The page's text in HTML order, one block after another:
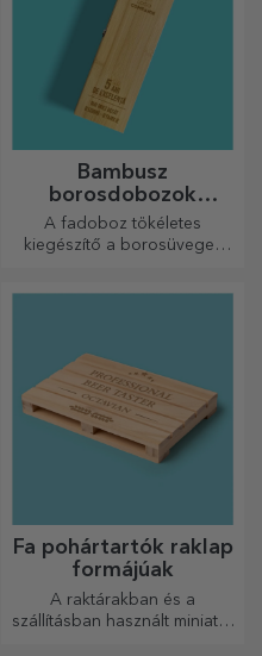
Bambusz
borosdobozok
kiegészítőkkel
A fadoboz tökéletes
kiegészítő a borosüvegek
Fa pohártartók raklap
formájúak
A raktárakban és a
szállításban használt miniatűr